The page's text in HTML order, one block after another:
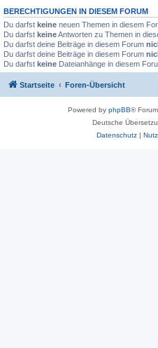
BERECHTIGUNGEN IN DIESEM FORUM
Du darfst keine neuen Themen in diesem
Du darfst keineAntworten zu Themen in
Du darfst deine Beiträge in diesem Forum
Du darfst deine Beiträge in diesem Forum
Du darfst keine Dateianhänge in diesem
Startseite Foren-Übersicht
Powered by phpBB®
Deutsche
Datenschutz|